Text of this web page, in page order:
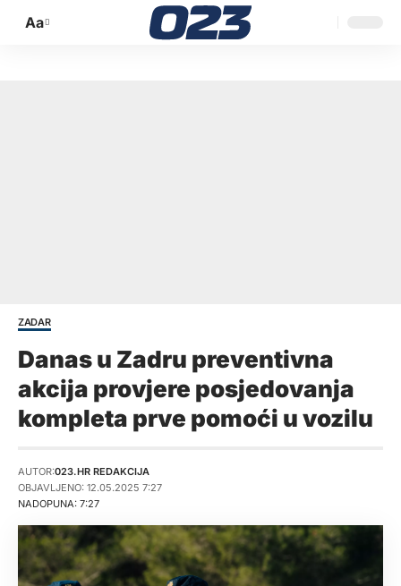
Promijeni
Aa
ZADAR
Danas u Zadru preventivna
akcija provjere posjedovanja
kompleta prve pomoći u vozilu
NADOPUNA: 7:27
AUTOR:023.HR REDAKCIJA
OBJAVLJENO: 12.05.2025 7:27